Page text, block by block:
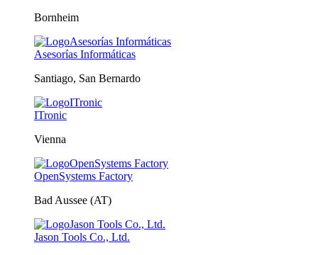
Bornheim
Asesorías Informáticas
Santiago, San Bernardo
ITronic
Vienna
OpenSystems Factory
Bad Aussee (AT)
Jason Tools Co., Ltd.